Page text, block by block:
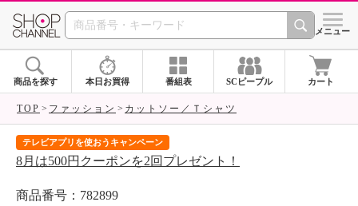
SHOP CHANNEL シメニュー
商品を探す 本日お買得 番組表 SCピープル カート
TOP ファッション カットソー／Ｔシャツ
テレビアプリを使おうキャンペーン
8月は500円クーポンを2回プレゼント！
商品番号：782899